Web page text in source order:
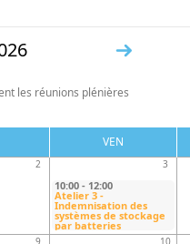
»
les réunions plénières
VEN
2 3
10:00 - 12:00
Atelier 3 -
Indemnisation des
systèmes de stockage
par batteries
9 10